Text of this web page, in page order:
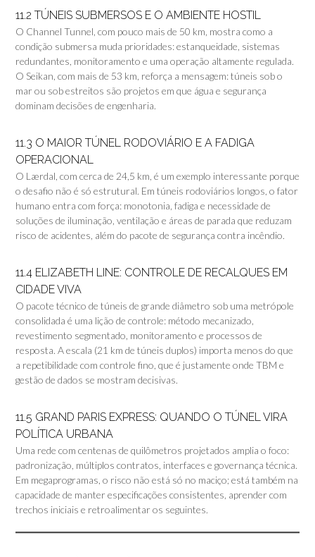
11.2 TÚNEIS SUBMERSOS E O AMBIENTE HOSTIL
O Channel Tunnel, com pouco mais de 50 km, mostra como a
condição submersa muda prioridades: estanqueidade, sistemas
redundantes, monitoramento e uma operação altamente regulada.
O Seikan, com mais de 53 km, reforça a mensagem: túneis sob o
mar ou sob estreitos são projetos em que água e segurança
dominam decisões de engenharia.
11.3 O MAIOR TÚNEL RODOVIÁRIO E A FADIGA
OPERACIONAL
O Lærdal, com cerca de 24,5 km, é um exemplo interessante porque
o desafio não é só estrutural. Em túneis rodoviários longos, o fator
humano entra com força: monotonia, fadiga e necessidade de
soluções de iluminação, ventilação e áreas de parada que reduzam
risco de acidentes, além do pacote de segurança contra incêndio.
11.4 ELIZABETH LINE: CONTROLE DE RECALQUES EM
CIDADE VIVA
O pacote técnico de túneis de grande diâmetro sob uma metrópole
consolidada é uma lição de controle: método mecanizado,
revestimento segmentado, monitoramento e processos de
resposta. A escala (21 km de túneis duplos) importa menos do que
a repetibilidade com controle fino, que é justamente onde TBM e
gestão de dados se mostram decisivas.
11.5 GRAND PARIS EXPRESS: QUANDO O TÚNEL VIRA
POLÍTICA URBANA
Uma rede com centenas de quilômetros projetados amplia o foco:
padronização, múltiplos contratos, interfaces e governança técnica.
Em megaprogramas, o risco não está só no maciço; está também na
capacidade de manter especificações consistentes, aprender com
trechos iniciais e retroalimentar os seguintes.